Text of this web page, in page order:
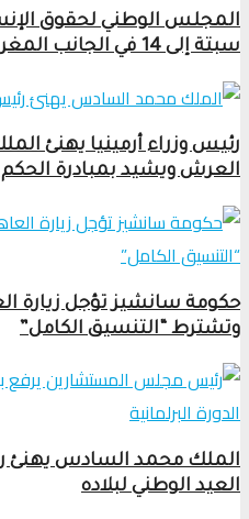
المجلس الوطني لحقوق
سبتة إلى 14 في الجانب المغربي
رئيس وزراء أرمينيا يهنئ
العرش ويشيد بمبادرة الحكم
حكومة سانشيز تؤجل زيارة
وتشترط “التنسيق الكامل”
الملك محمد السادس يهنئ
العيد الوطني لبلاده